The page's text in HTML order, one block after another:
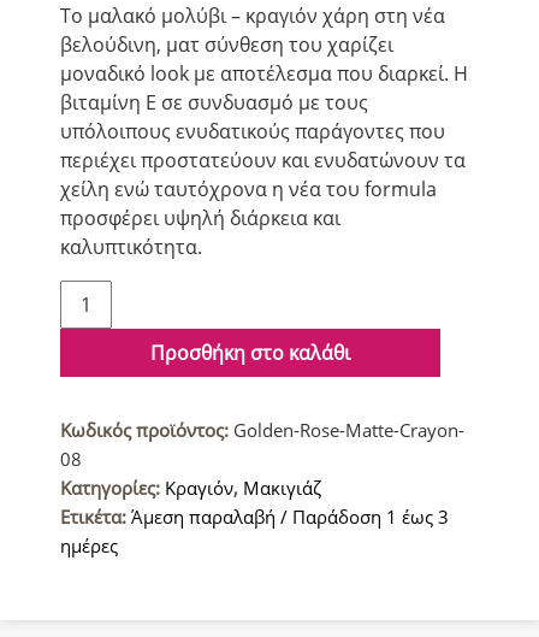
Το μαλακό μολύβι – κραγιόν χάρη στη νέα
βελούδινη, ματ σύνθεση του χαρίζει
μοναδικό look με αποτέλεσμα που διαρκεί. Η
βιταμίνη Ε σε συνδυασμό με τους
υπόλοιπους ενυδατικούς παράγοντες που
περιέχει προστατεύουν και ενυδατώνουν τα
χείλη ενώ ταυτόχρονα η νέα του formula
προσφέρει υψηλή διάρκεια και
καλυπτικότητα.
Golden
Rose
Κραγιόν
ποσότητα
Προσθήκη στο καλάθι
Κωδικός προϊόντος: Golden-Rose-Matte-Crayon-
08
Κατηγορίες: Κραγιόν, Μακιγιάζ
Ετικέτα: Άμεση παραλαβή / Παράδοση 1 έως 3
ημέρες